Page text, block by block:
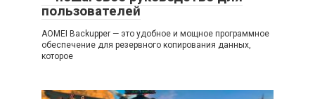
пользователей
AOMEI Backupper — это удобное и мощное программное
обеспечение для резервного копирования данных,
которое